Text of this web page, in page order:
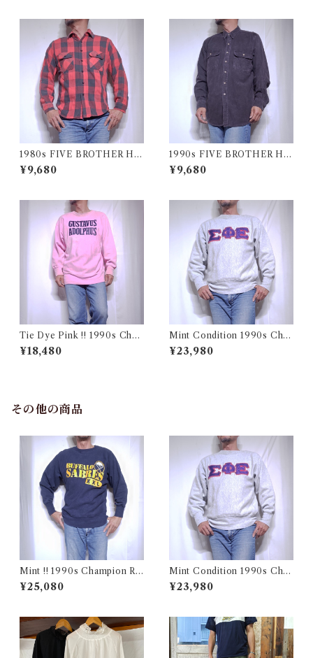
1980s FIVE BROTHER He
avy Flannel Shirt / ブロック
チェック バッファロー ヘビー
¥9,680
1990s FIVE BROTHER He
avy Flannel Shirt CHAMOI
S CLOTH Black USA / ファ
¥9,680
Tie Dye Pink !! 1990s Cha
mpion Reverse Weave USA
/ チャンピオン リバースウィ
¥18,480
Mint Condition 1990s Cha
mpion Reverse Weave Size
L / チャンピオン リバースウ
¥23,980
その他の商品
Mint !! 1990s Champion Re
verse Weave NHL SABRES
Size L / チャンピオン リバー
¥25,080
Mint Condition 1990s Cha
mpion Reverse Weave Size
L / チャンピオン リバースウ
¥23,980